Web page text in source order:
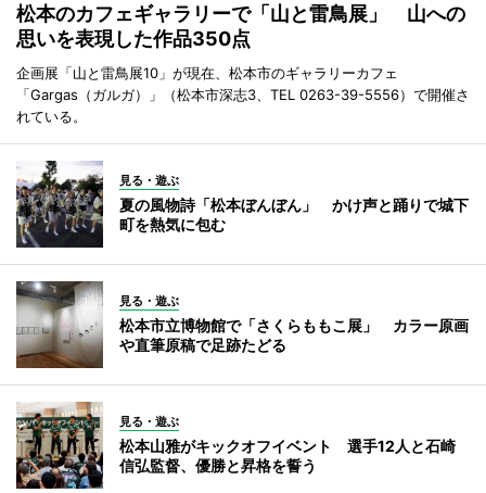
松本のカフェギャラリーで「山と雷鳥展」 山への
思いを表現した作品350点
企画展「山と雷鳥展10」が現在、松本市のギャラリーカフェ
「Gargas（ガルガ）」（松本市深志3、TEL 0263-39-5556）で開催さ
れている。
見る・遊ぶ
夏の風物詩「松本ぼんぼん」 かけ声と踊りで城下
町を熱気に包む
見る・遊ぶ
松本市立博物館で「さくらももこ展」 カラー原画
や直筆原稿で足跡たどる
見る・遊ぶ
松本山雅がキックオフイベント 選手12人と石崎
信弘監督、優勝と昇格を誓う